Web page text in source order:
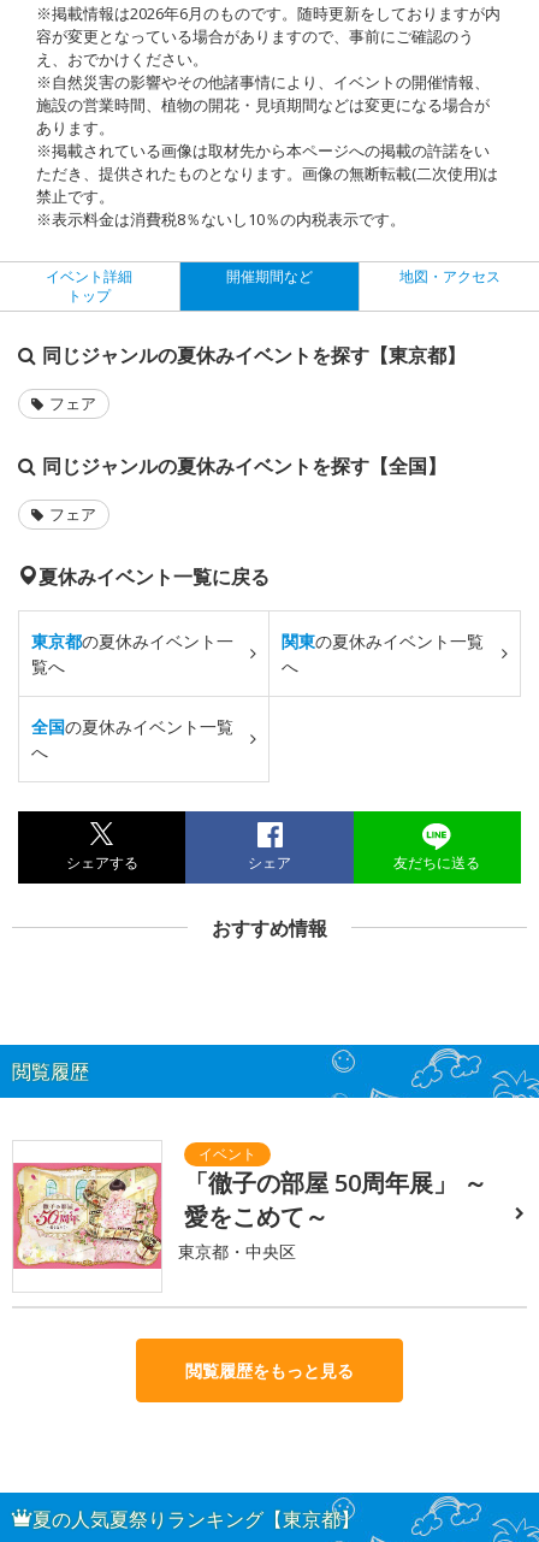
※掲載情報は2026年6月のものです。随時更新をしておりますが内
容が変更となっている場合がありますので、事前にご確認のう
え、おでかけください。
※自然災害の影響やその他諸事情により、イベントの開催情報、
施設の営業時間、植物の開花・見頃期間などは変更になる場合が
あります。
※掲載されている画像は取材先から本ページへの掲載の許諾をい
ただき、提供されたものとなります。画像の無断転載(二次使用)は
禁止です。
※表示料金は消費税8％ないし10％の内税表示です。
イベント詳細
トップ
開催期間など 地図・アクセス
同じジャンルの夏休みイベントを探す【東京都】
フェア
同じジャンルの夏休みイベントを探す【全国】
フェア
夏休みイベント一覧に戻る
東京都の夏休みイベント一
覧へ
関東の夏休みイベント一覧
へ
全国の夏休みイベント一覧
へ
シェアする シェア 友だちに送る
おすすめ情報
閲覧履歴
「徹子の部屋 50周年展」 ～
愛をこめて～
東京都・中央区
閲覧履歴をもっと見る
夏の人気夏祭りランキング【東京都】